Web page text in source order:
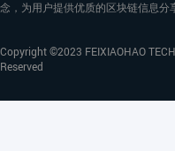
念，为用户提供优质的区块链信息分
Copyright ©2023 FEIXIAOHAO
Reserved